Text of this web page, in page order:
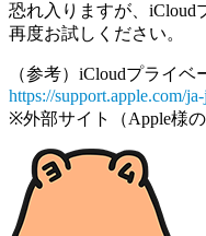
恐れ入りますが、iCloud
再度お試しください。
（参考）iCloudプライ
https://support.apple.com/
※外部サイト（Apple様